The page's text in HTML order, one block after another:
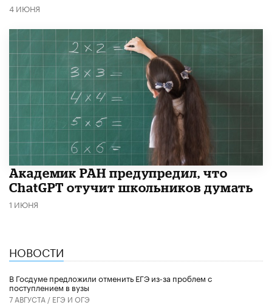
4 ИЮНЯ
Академик РАН предупредил, что
ChatGPT отучит школьников думать
1 ИЮНЯ
НОВОСТИ
В Госдуме предложили отменить ЕГЭ из-за проблем с
поступлением в вузы
7 АВГУСТА / ЕГЭ И ОГЭ